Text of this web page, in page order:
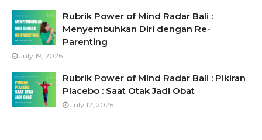
Rubrik Power of Mind Radar Bali :
Menyembuhkan Diri dengan Re-
Parenting
July 19, 2026
Rubrik Power of Mind Radar Bali : Pikiran
Placebo : Saat Otak Jadi Obat
July 12, 2026